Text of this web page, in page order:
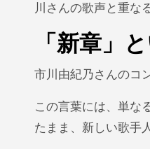
川さんの歌声と重な
「新章」
市川由紀乃さんのコ
この言葉には、単な
たまま、新しい歌手